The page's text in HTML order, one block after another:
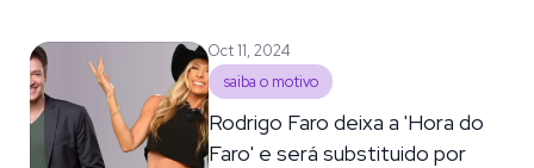
Oct 11, 2024
saiba o motivo
Rodrigo Faro deixa a 'Hora do
Faro' e será substituido por